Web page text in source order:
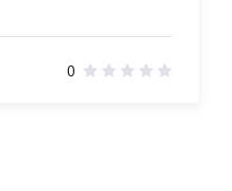
0